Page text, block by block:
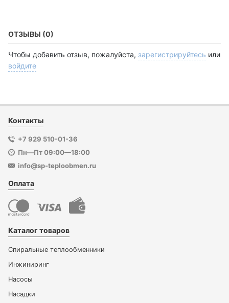
ОТЗЫВЫ (0)
Чтобы добавить отзыв, пожалуйста, зарегистрируйтесь или
войдите
Контакты
+7 929 510-01-36
Пн—Пт 09:00—18:00
info@sp-teploobmen.ru
Оплата
Каталог товаров
Спиральные теплообменники
Инжиниринг
Насосы
Насадки